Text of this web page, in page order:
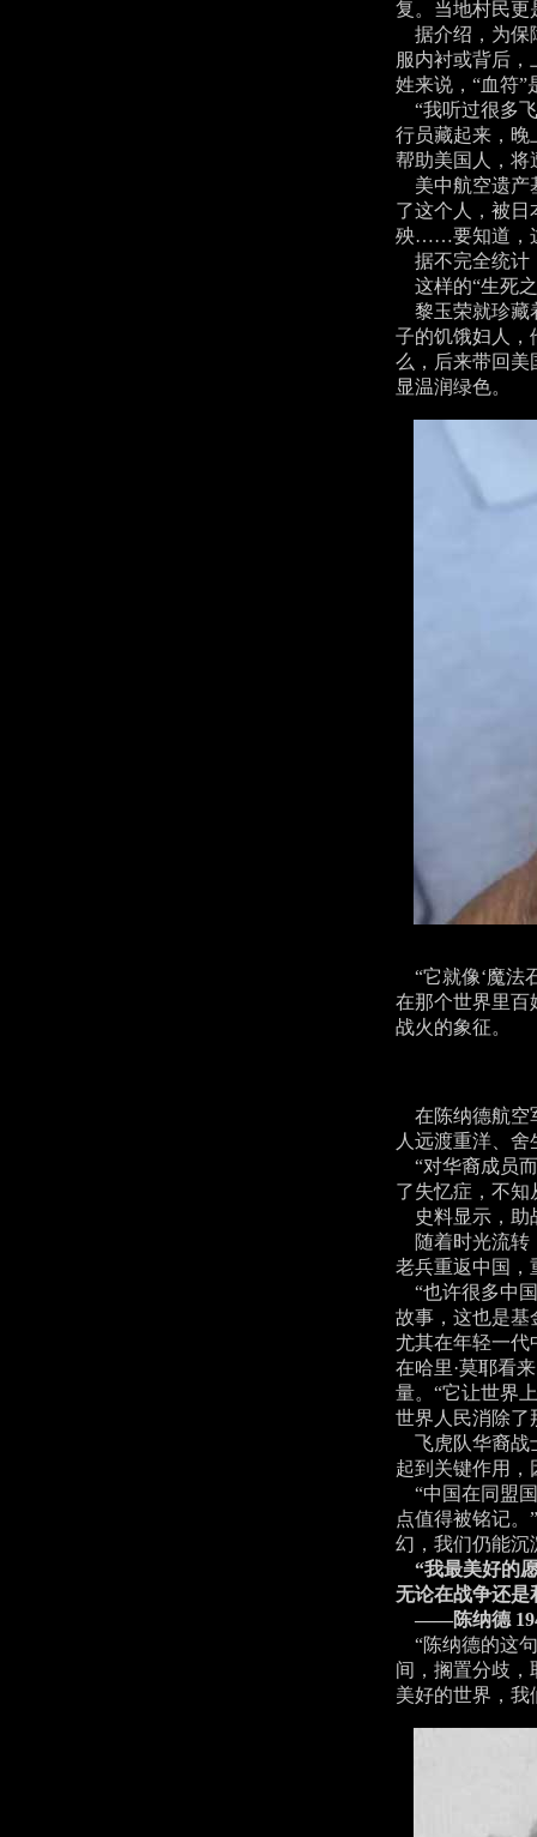
复。当地村民更
据介绍，为保
服内衬或背后
姓来说，“血符”
“我听过很多飞
行员藏起来，晚
帮助美国人，将
美中航空遗产
了这个人，被日
殃……要知道，
据不完全统计
这样的“生死之
黎玉荣就珍藏
子的饥饿妇人，
么，后来带回美
显温润绿色。
“它就像‘魔法
在那个世界里百
战火的象征。
在陈纳德航空
人远渡重洋、
“对华裔成员
了失忆症，不知
史料显示，助
随着时光流转
老兵重返中国，
“也许很多中
故事，这也是基
尤其在年轻一代
在哈里·莫耶看
量。“它让世界
世界人民消除了
飞虎队华裔战
起到关键作用，
“中国在同盟
点值得被铭记。
幻，我们仍能沉
“我最美好的
无论在战争还是
——陈纳德
“陈纳德的这
间，搁置分歧，
美好的世界，我